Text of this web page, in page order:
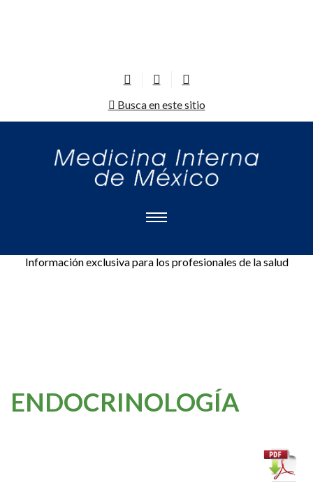
Busca en este sitio
Información exclusiva para los profesionales de la salud
ENDOCRINOLOGÍA